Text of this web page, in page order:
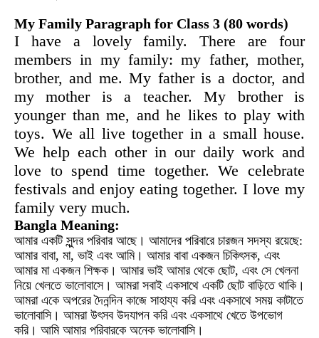
My Family Paragraph for Class 3 (80 words)
I have a lovely family. There are four
members in my family: my father, mother,
brother, and me. My father is a doctor, and
my mother is a teacher. My brother is
younger than me, and he likes to play with
toys. We all live together in a small house.
We help each other in our daily work and
love to spend time together. We celebrate
festivals and enjoy eating together. I love my
family very much.
Bangla Meaning:
আমার একটি সুন্দর পরিবার আছে। আমাদের পরিবারে চারজন সদস্য রয়েছে:
আমার বাবা, মা, ভাই এবং আমি। আমার বাবা একজন চিকিৎসক, এবং
আমার মা একজন শিক্ষক। আমার ভাই আমার থেকে ছোট, এবং সে খেলনা
নিয়ে খেলতে ভালোবাসে। আমরা সবাই একসাথে একটি ছোট বাড়িতে থাকি।
আমরা একে অপরের দৈনন্দিন কাজে সাহায্য করি এবং একসাথে সময় কাটাতে
ভালোবাসি। আমরা উৎসব উদযাপন করি এবং একসাথে খেতে উপভোগ
করি। আমি আমার পরিবারকে অনেক ভালোবাসি।